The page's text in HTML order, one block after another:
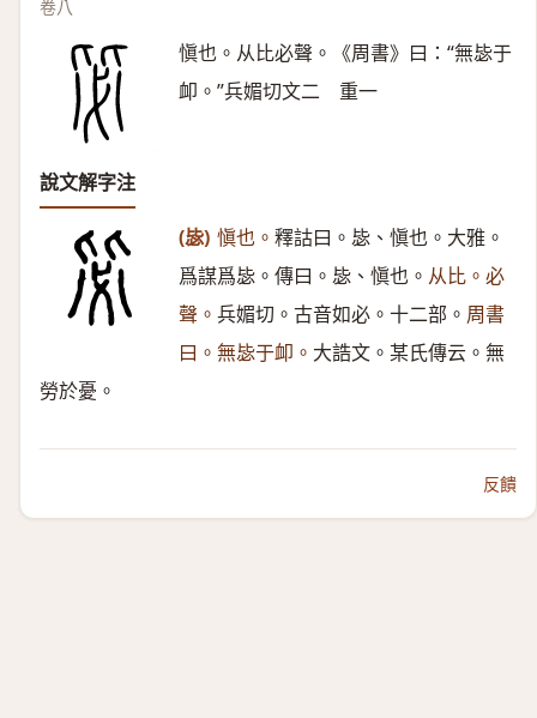
卷八
愼也。从比必聲。《周書》曰：“無毖于
卹。”兵媚切文二 重一
說文解字注
(毖) 愼也。 釋詁曰。毖、愼也。大雅。
爲謀爲毖。傳曰。毖、愼也。 从比。必
聲。 兵媚切。古音如必。十二部。 周書
曰。無毖于卹。 大誥文。某氏傳云。無
勞於憂。
反饋